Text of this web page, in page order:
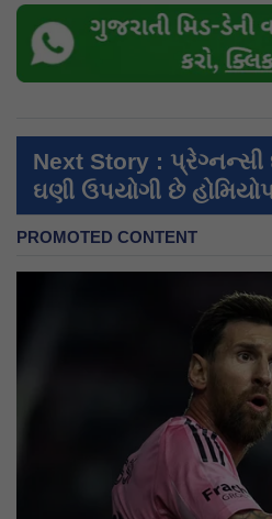
Next Story : પ્રેગ્નન્સી
ઘણી ઉપયોગી છે